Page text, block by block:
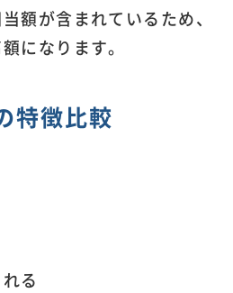
額が含まれているため、
になります。
特徴比較
る